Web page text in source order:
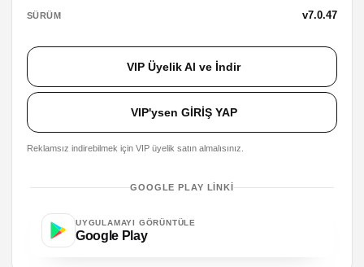
SÜRÜM v7.0.47
VIP Üyelik Al ve İndir
VIP'ysen GİRİŞ YAP
Reklamsız indirebilmek için VIP üyelik satın almalısınız.
GOOGLE PLAY LINKI
UYGULAMAYI GÖRÜNTÜLE
Google Play